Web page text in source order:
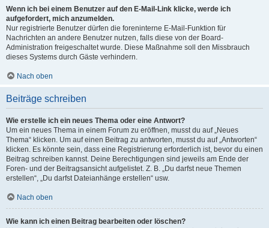
Wenn ich bei einem Benutzer auf den E-Mail-Link klicke, werde ich
aufgefordert, mich anzumelden.
Nur registrierte Benutzer dürfen die foreninterne E-Mail-Funktion für
Nachrichten an andere Benutzer nutzen, falls diese von der Board-
Administration freigeschaltet wurde. Diese Maßnahme soll den Missbrauch
dieses Systems durch Gäste verhindern.
Nach oben
Beiträge schreiben
Wie erstelle ich ein neues Thema oder eine Antwort?
Um ein neues Thema in einem Forum zu eröffnen, musst du auf „Neues
Thema“ klicken. Um auf einen Beitrag zu antworten, musst du auf „Antworten“
klicken. Es könnte sein, dass eine Registrierung erforderlich ist, bevor du einen
Beitrag schreiben kannst. Deine Berechtigungen sind jeweils am Ende der
Foren- und der Beitragsansicht aufgelistet. Z. B. „Du darfst neue Themen
erstellen“, „Du darfst Dateianhänge erstellen“ usw.
Nach oben
Wie kann ich einen Beitrag bearbeiten oder löschen?